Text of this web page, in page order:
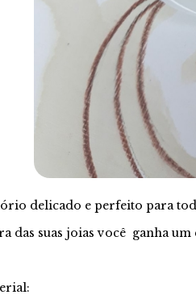
delicado e perfeito para
das suas joias você ganha